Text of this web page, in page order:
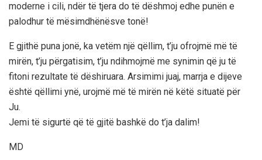
moderne i cili, ndër të tjera do të dëshmoj edhe punën e
palodhur të mësimdhënësve tonë!
E gjithë puna jonë, ka vetëm një qëllim, t’ju ofrojmë më të
mirën, t’ju përgatisim, t’ju ndihmojmë me synimin që ju të
fitoni rezultate të dëshiruara. Arsimimi juaj, marrja e dijeve
është qëllimi ynë, urojmë më të mirën në këtë situatë për
Ju.
Jemi të sigurtë që të gjitë bashkë do t’ja dalim!
MD